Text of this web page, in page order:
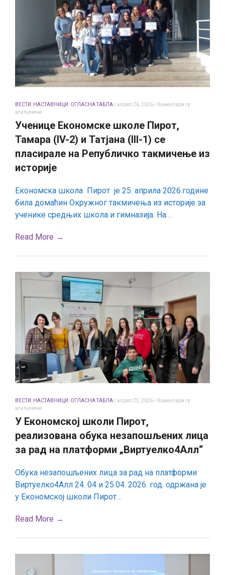
ВЕСТИ , НАСТАВНИЦИ , ОГЛАСНА ТАБЛА/април 26, 2026/ Коментари су
искључени
Економске
школе
Пирот,
(IV-
2) и Татјана
(III-
пласирале
на
такмичење
историје
Ученице Економске школе Пирот,
Тамара (IV-2) и Татјана (III-1) се
пласирале на Републичко такмичење из
историје
Економска школа Пирот је 25. априла 2026.године
била домаћин Окружног такмичења из историје за
ученике средњих школа и гимназија. На…
Read More →
ВЕСТИ НАСТАВНИЦИ ОГЛАСНА ТАБЛА /април 25, 2026 / Коментари су
искључени
Економској
Пирот,
обука
за
рад
платформи
У Економској школи Пирот,
реализована обука незапошљених лица
за рад на платформи „Виртуелко4Алл“
Обука незапошљених лица за рад на платформи
Виртуелко4Алл 24. 04 и 25.04. 2026. год. одржана је
у Економској школи Пирот…
Read More →